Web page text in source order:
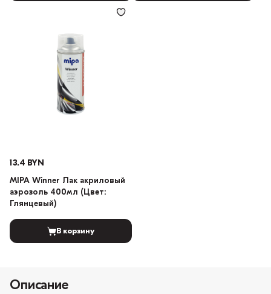
13.4 BYN
MIPA Winner Лак акриловый
аэрозоль 400мл (Цвет:
Глянцевый)
В корзину
Описание